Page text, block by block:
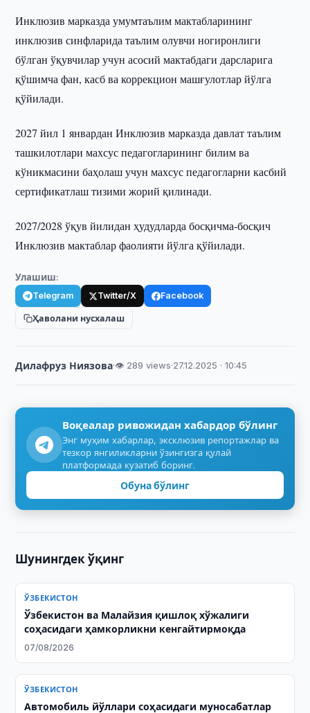
Инклюзив марказда умумтаълим мактабларининг
инклюзив синфларида таълим олувчи ногиронлиги
бўлган ўқувчилар учун асосий мактабдаги дарсларига
қўшимча фан, касб ва коррекцион машғулотлар йўлга
қўйилади.
2027 йил 1 январдан Инклюзив марказда давлат таълим
ташкилотлари махсус педагогларининг билим ва
кўникмасини баҳолаш учун махсус педагогларни касбий
сертификатлаш тизими жорий қилинади.
2027/2028 ўқув йилидан ҳудудларда босқичма-босқич
Инклюзив мактаблар фаолияти йўлга қўйилади.
Улашиш:
Telegram Twitter/X Facebook
Ҳаволани нусхалаш
Дилафруз Ниязова·👁 289 views·27.12.2025 · 10:45
Воқеалар ривожидан хабардор бўлинг
Энг муҳим хабарлар, эксклюзив репортажлар ва
тезкор янгиликларни ўзингизга қулай
платформада кузатиб боринг.
Обуна бўлинг
Шунингдек ўқинг
ЎЗБЕКИСТОН
Ўзбекистон ва Малайзия қишлоқ хўжалиги
соҳасидаги ҳамкорликни кенгайтирмоқда
07/08/2026
ЎЗБЕКИСТОН
Автомобиль йўллари соҳасидаги муносабатлар